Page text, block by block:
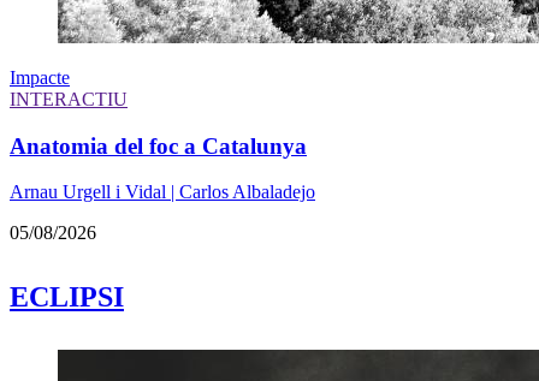
Impacte
INTERACTIU
Anatomia del foc a Catalunya
Arnau Urgell i Vidal | Carlos Albaladejo
05/08/2026
ECLIPSI